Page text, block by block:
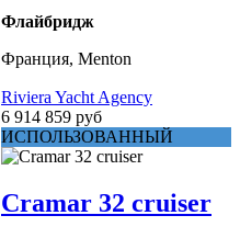
Флайбридж
Франция, Menton
Riviera Yacht Agency
6 914 859 руб
ИСПОЛЬЗОВАННЫЙ
Cramar 32 cruiser